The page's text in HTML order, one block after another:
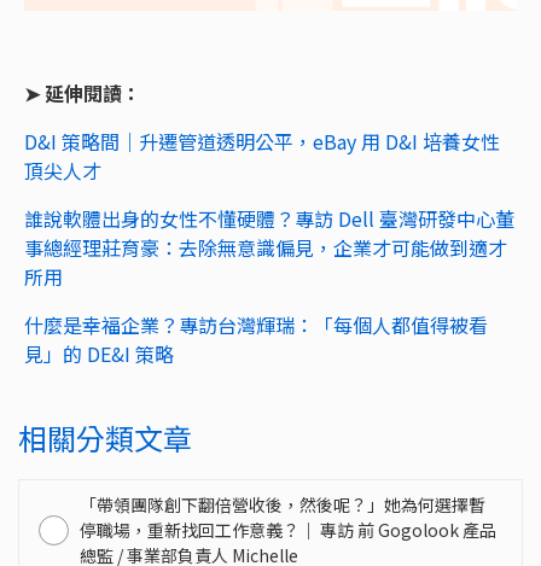
➤ 延伸閱讀：
D&I 策略間｜升遷管道透明公平，eBay 用 D&I 培養女性
頂尖人才
誰說軟體出身的女性不懂硬體？專訪 Dell 臺灣研發中心董
事總經理莊育豪：去除無意識偏見，企業才可能做到適才
所用
什麼是幸福企業？專訪台灣輝瑞：「每個人都值得被看
見」的 DE&I 策略
相關分類文章
「帶領團隊創下翻倍營收後，然後呢？」她為何選擇暫
停職場，重新找回工作意義？｜ 專訪 前 Gogolook 產品
總監 / 事業部負責人 Michelle